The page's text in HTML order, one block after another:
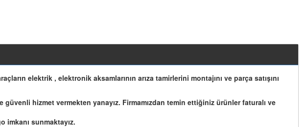
elektrik , elektronik aksamlarının arıza tamirlerini montajını ve parça satışını
hizmet vermekten yanayız. Firmamızdan temin ettiğiniz ürünler faturalı ve
imkanı sunmaktayız.